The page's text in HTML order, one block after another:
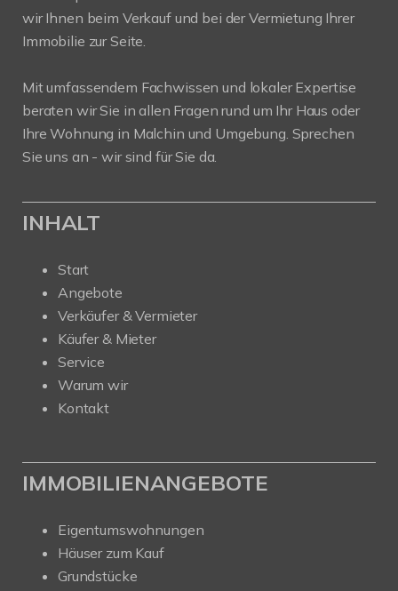
wir Ihnen beim Verkauf und bei der Vermietung Ihrer
Immobilie zur Seite.
Mit umfassendem Fachwissen und lokaler Expertise
beraten wir Sie in allen Fragen rund um Ihr Haus oder
Ihre Wohnung in Malchin und Umgebung. Sprechen
Sie uns an - wir sind für Sie da.
INHALT
Start
Angebote
Verkäufer & Vermieter
Käufer & Mieter
Service
Warum wir
Kontakt
IMMOBILIENANGEBOTE
Eigentumswohnungen
Häuser zum Kauf
Grundstücke